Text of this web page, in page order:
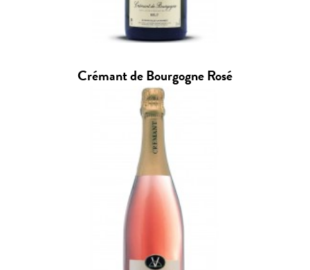
Crémant de Bourgogne Rosé